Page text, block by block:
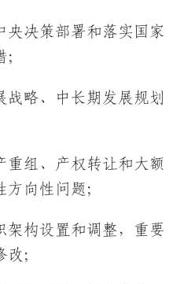
央决策部署和落实国家
战略、中长期发展规划
重组、产权转让和大额
向性问题；
架构设置和调整，重要
；